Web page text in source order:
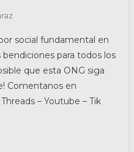
social fundamental en
para todos los
que esta ONG siga
Comentanos en
– Youtube – Tik